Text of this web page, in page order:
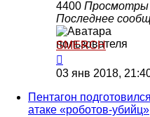
4400 Просмотры
Последнее
SMERCH
03 янв 2018,
Пентагон
атаке «роботов-убийц»